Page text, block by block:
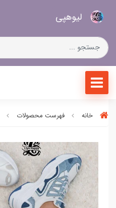
لیو‌هپی
خانه فهرست محصولات